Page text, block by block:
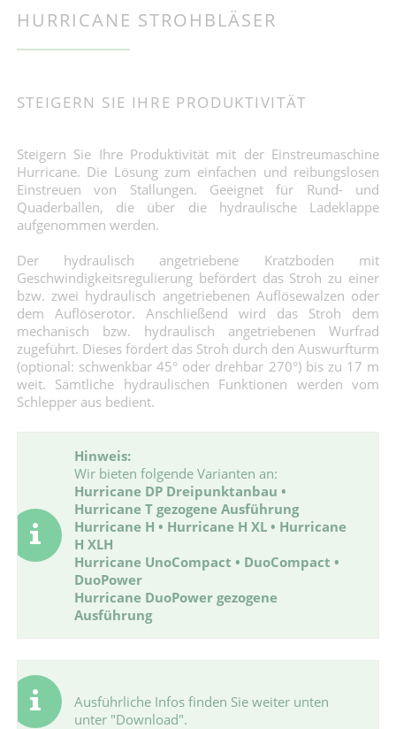
HURRICANE STROHBLÄSER
STEIGERN SIE IHRE PRODUKTIVITÄT
Steigern Sie Ihre Produktivität mit der Einstreumaschine
Hurricane. Die Lösung zum einfachen und reibungslosen
Einstreuen von Stallungen. Geeignet für Rund- und
Quaderballen, die über die hydraulische Ladeklappe
aufgenommen werden.
Der hydraulisch angetriebene Kratzboden mit
Geschwindigkeitsregulierung befördert das Stroh zu einer
bzw. zwei hydraulisch angetriebenen Auflösewalzen oder
dem Auflöserotor. Anschließend wird das Stroh dem
mechanisch bzw. hydraulisch angetriebenen Wurfrad
zugeführt. Dieses fördert das Stroh durch den Auswurfturm
(optional: schwenkbar 45° oder drehbar 270°) bis zu 17 m
weit. Sämtliche hydraulischen Funktionen werden vom
Schlepper aus bedient.
Hinweis:
Wir bieten folgende Varianten an:
Hurricane DP Dreipunktanbau •
Hurricane T gezogene Ausführung
Hurricane H • Hurricane H XL • Hurricane
H XLH
Hurricane UnoCompact • DuoCompact •
DuoPower
Hurricane DuoPower gezogene
Ausführung
Ausführliche Infos finden Sie weiter unten
unter "Download".